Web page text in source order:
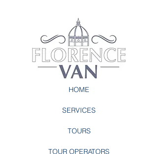
HOME
SERVICES
TOURS
TOUR OPERATORS